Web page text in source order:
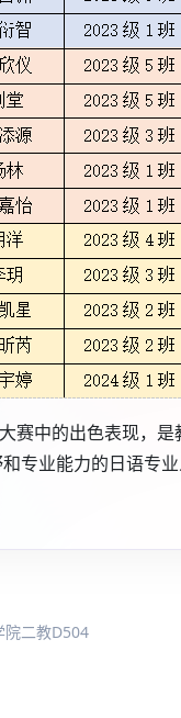
赛中的出色表现，
专业能力的日语专
院二教D504